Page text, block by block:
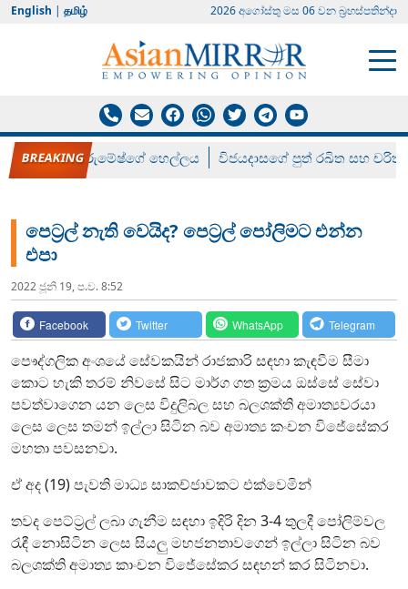
English | தமிழ் 2026 අගෝස්‍තු මස 06 වන බ්‍රහස්පතින්දා
රන් ගෙනා රුමේෂ්ගේ හෙල්ලය විජයදාසගේ පුත් රඛිත සහ චරිත්
පෙට්‍රල් නැති වෙයිද? පෙට්‍රල් පෝලිමට එන්න
එපා
2022 ජූනි 19, ප.ව. 8:52
Facebook Twitter WhatsApp Telegram
පෞද්ගලික අංශයේ සේවකයින් රාජකාරි සඳහා කැඳවීම සීමා
කොට හැකි තරම් නිවසේ සිට මාර්ග ගත ක්‍රමය ඔස්සේ සේවා
පවත්වාගෙන යන ලෙස විදුලිබල සහ බලශක්ති අමාත්‍යවරයා
ලෙස ලෙස තමන් ඉල්ලා සිටින බව අමාත්‍ය කංචන විජේසේකර
මහතා පවසනවා.
ඒ අද (19) පැවති මාධ්‍ය සාකච්ජාවකට එක්වෙමින්
තවද පෙට්ට්‍රල් ලබා ගැනීම සඳහා ඉදිරි දින 3-4 තුලදී පෝලිම්වල
රැඳී නොසිටින ලෙස සියලු මහජනතාවගෙන් ඉල්ලා සිටින බව
බලශක්ති අමාත්‍ය කාංචන විජේසේකර සඳහන් කර සිටිනවා.